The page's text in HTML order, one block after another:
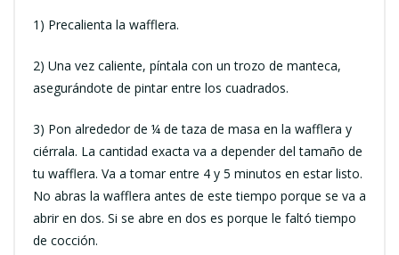
1) Precalienta la wafflera.
2) Una vez caliente, píntala con un trozo de manteca,
asegurándote de pintar entre los cuadrados.
3) Pon alrededor de ¼ de taza de masa en la wafflera y
ciérrala. La cantidad exacta va a depender del tamaño de
tu wafflera. Va a tomar entre 4 y 5 minutos en estar listo.
No abras la wafflera antes de este tiempo porque se va a
abrir en dos. Si se abre en dos es porque le faltó tiempo
de cocción.